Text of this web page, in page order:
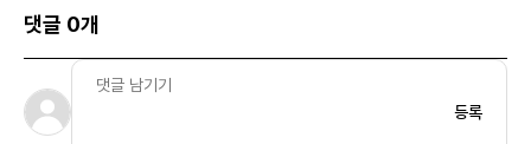
댓글 0개
등록